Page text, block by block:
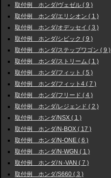
取付例 ホンダ/ヴェゼル ( 9 )
取付例 ホンダ/エリシオン ( 1 )
取付例 ホンダ/オデッセイ ( 3 )
取付例 ホンダ/シビック ( 9 )
取付例 ホンダ/ステップワゴン ( 9 )
取付例 ホンダ/ストリーム ( 1 )
取付例 ホンダ/フィット ( 5 )
取付例 ホンダ/フィット4 ( 7 )
取付例 ホンダ/フリード ( 4 )
取付例 ホンダ/レジェンド ( 2 )
取付例 ホンダ/NSX ( 1 )
取付例 ホンダ/N-BOX ( 17 )
取付例 ホンダ/N-ONE ( 6 )
取付例 ホンダ/N-WGN ( 1 )
取付例 ホンダ/Ｎ-VAN ( 7 )
取付例 ホンダ/S660 ( 3 )